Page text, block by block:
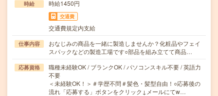
時給 時給1450円
交通費
交通費規定内支給
仕事内容
おなじみの商品を一緒に製造しませんか？化粧品やフェイ
スパックなどの製造工場です○部品を組み立てて商品…
応募資格
職種未経験OK / ブランクOK / パソコンスキル不要 / 英語力
不要
＜未経験OK！＞＃学歴不問＃髪色・髪型自由！○応募後の
流れ「応募する」ボタンをクリック↓メールにてw…